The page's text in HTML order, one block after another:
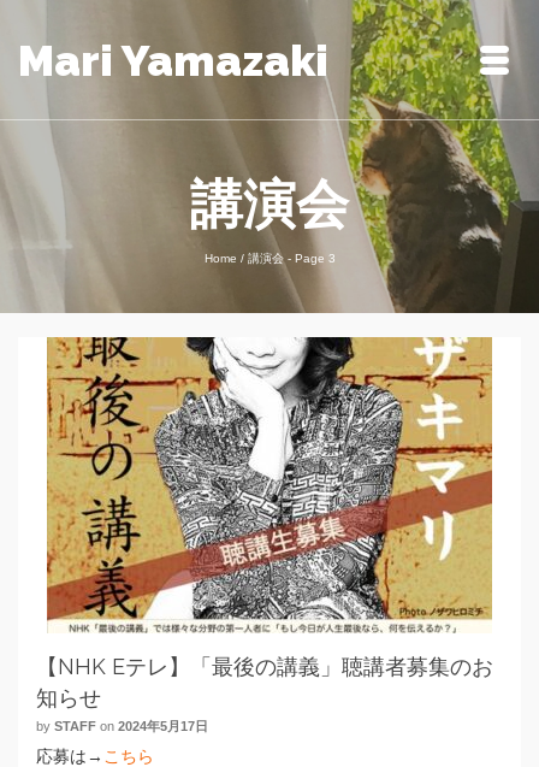
Mari Yamazaki
講演会
Home / 講演会- Page 3
【NHK Eテレ】「最後の講義」聴講者募集のお
知らせ
by STAFF on 2024年5月17日
応募は→ こちら